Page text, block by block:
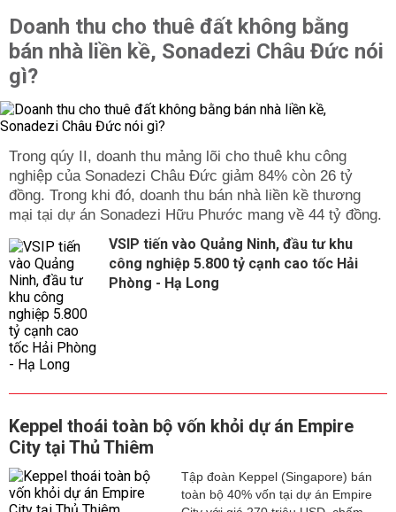
Doanh thu cho thuê đất không bằng
bán nhà liền kề, Sonadezi Châu Đức nói
gì?
Trong qúy II, doanh thu mảng lõi cho thuê khu công
nghiệp của Sonadezi Châu Đức giảm 84% còn 26 tỷ
đồng. Trong khi đó, doanh thu bán nhà liền kề thương
mại tại dự án Sonadezi Hữu Phước mang về 44 tỷ đồng.
VSIP tiến vào Quảng Ninh, đầu tư khu
công nghiệp 5.800 tỷ cạnh cao tốc Hải
Phòng - Hạ Long
Keppel thoái toàn bộ vốn khỏi dự án Empire
City tại Thủ Thiêm
Tập đoàn Keppel (Singapore) bán
toàn bộ 40% vốn tại dự án Empire